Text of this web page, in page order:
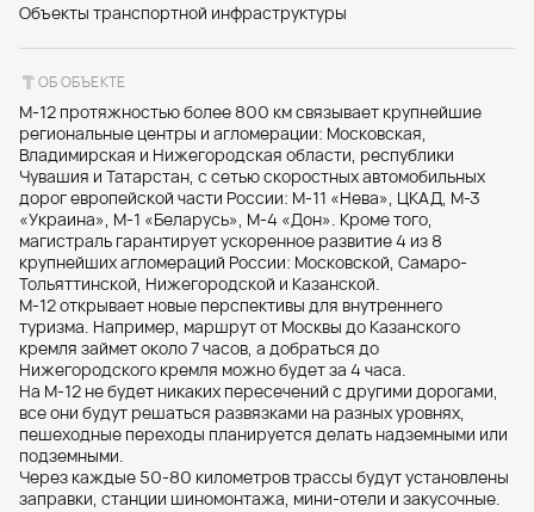
Объекты транспортной инфраструктуры
ОБ ОБЪЕКТЕ
М-12 протяжностью более 800 км связывает крупнейшие
региональные центры и агломерации: Московская,
Владимирская и Нижегородская области, республики
Чувашия и Татарстан, с сетью скоростных автомобильных
дорог европейской части России: М-11 «Нева», ЦКАД, М-3
«Украина», М-1 «Беларусь», М-4 «Дон». Кроме того,
магистраль гарантирует ускоренное развитие 4 из 8
крупнейших агломераций России: Московской, Самаро-
Тольяттинской, Нижегородской и Казанской.
М-12 открывает новые перспективы для внутреннего
туризма. Например, маршрут от Москвы до Казанского
кремля займет около 7 часов, а добраться до
Нижегородского кремля можно будет за 4 часа.
На М-12 не будет никаких пересечений с другими дорогами,
все они будут решаться развязками на разных уровнях,
пешеходные переходы планируется делать надземными или
подземными.
Через каждые 50‑80 километров трассы будут установлены
заправки, станции шиномонтажа, мини-отели и закусочные.